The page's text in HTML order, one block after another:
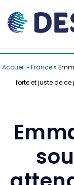
Accueil » France»
forte et juste de